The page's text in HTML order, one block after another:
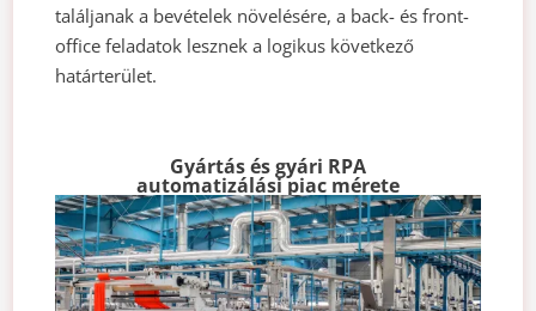
találjanak a bevételek növelésére, a back- és front-
office feladatok lesznek a logikus következő
határterület.
Gyártás és gyári RPA
automatizálási piac mérete